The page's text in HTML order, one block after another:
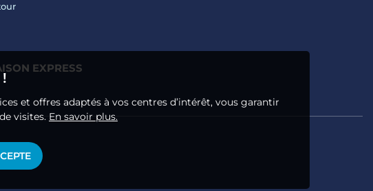
et offres adaptés à vos centres d’intérêt, vous garantir
visites. En savoir plus.
EXPRESS